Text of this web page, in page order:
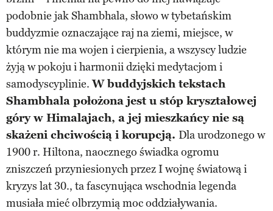
podobnie jak Shambhala, słowo w tybetańskim
buddyzmie oznaczające raj na ziemi, miejsce, w
którym nie ma wojen i cierpienia, a wszyscy ludzie
żyją w pokoju i harmonii dzięki medytacjom i
samodyscyplinie.W buddyjskich tekstach
Shambhala położona jest u stóp kryształowej
góry w Himalajach, a jej mieszkańcy nie są
skażeni chciwością i korupcją. Dla urodzonego w
1900 r. Hiltona, naocznego świadka ogromu
zniszczeń przyniesionych przez I wojnę światową i
kryzys lat 30., ta fascynująca wschodnia legenda
musiała mieć olbrzymią moc oddziaływania.